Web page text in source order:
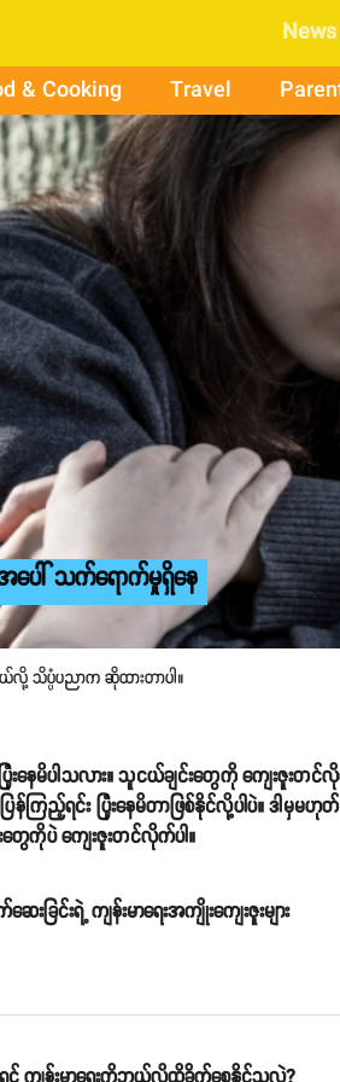
News
& Cooking Travel
ေါ် သက်ရောက်မှုရှိနေ
သိပ္ပံပညာက ဆိုထားတာပါ။
နေမိပါသလား။ သူငယ်ချင်းတွေကို ကျေးဇူးတင်
ြည့်ရင်း ပြုံးနေမိတာဖြစ်နိုင်လို့ပါပဲ။ ဒါမှမဟု
ေကိုပဲ ကျေးဇူးတင်လိုက်ပါ။
ခြင်းရဲ့ ကျန်းမာရေးအကျိုးကျေးဇူးများ